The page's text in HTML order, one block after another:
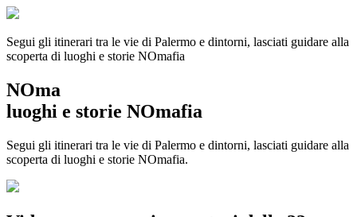
Segui gli itinerari tra le vie di Palermo e dintorni, lasciati guidare alla
scoperta di luoghi e storie NOmafia
NOma
luoghi e storie NOmafia
Segui gli itinerari tra le vie di Palermo e dintorni, lasciati guidare alla
scoperta di luoghi e storie NOmafia.